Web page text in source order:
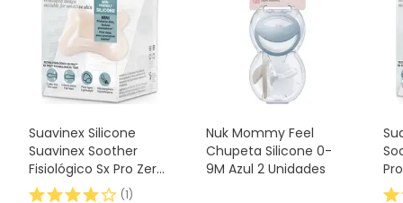
antes de o utilizares. Se tiveres alguma dúvida sobre
segurança, não hesites em contactar-nos. Além disso, se
desejares, também podes devolver o produto seguindo os
nossos termos e condições
Suavinex Silicone
Suavinex Soother
Fisiológico Sx Pro Zero
2m 1 peça
(1)
Nuk Mommy Feel
Chupeta Silicone 0-
9M Azul 2 Unidades